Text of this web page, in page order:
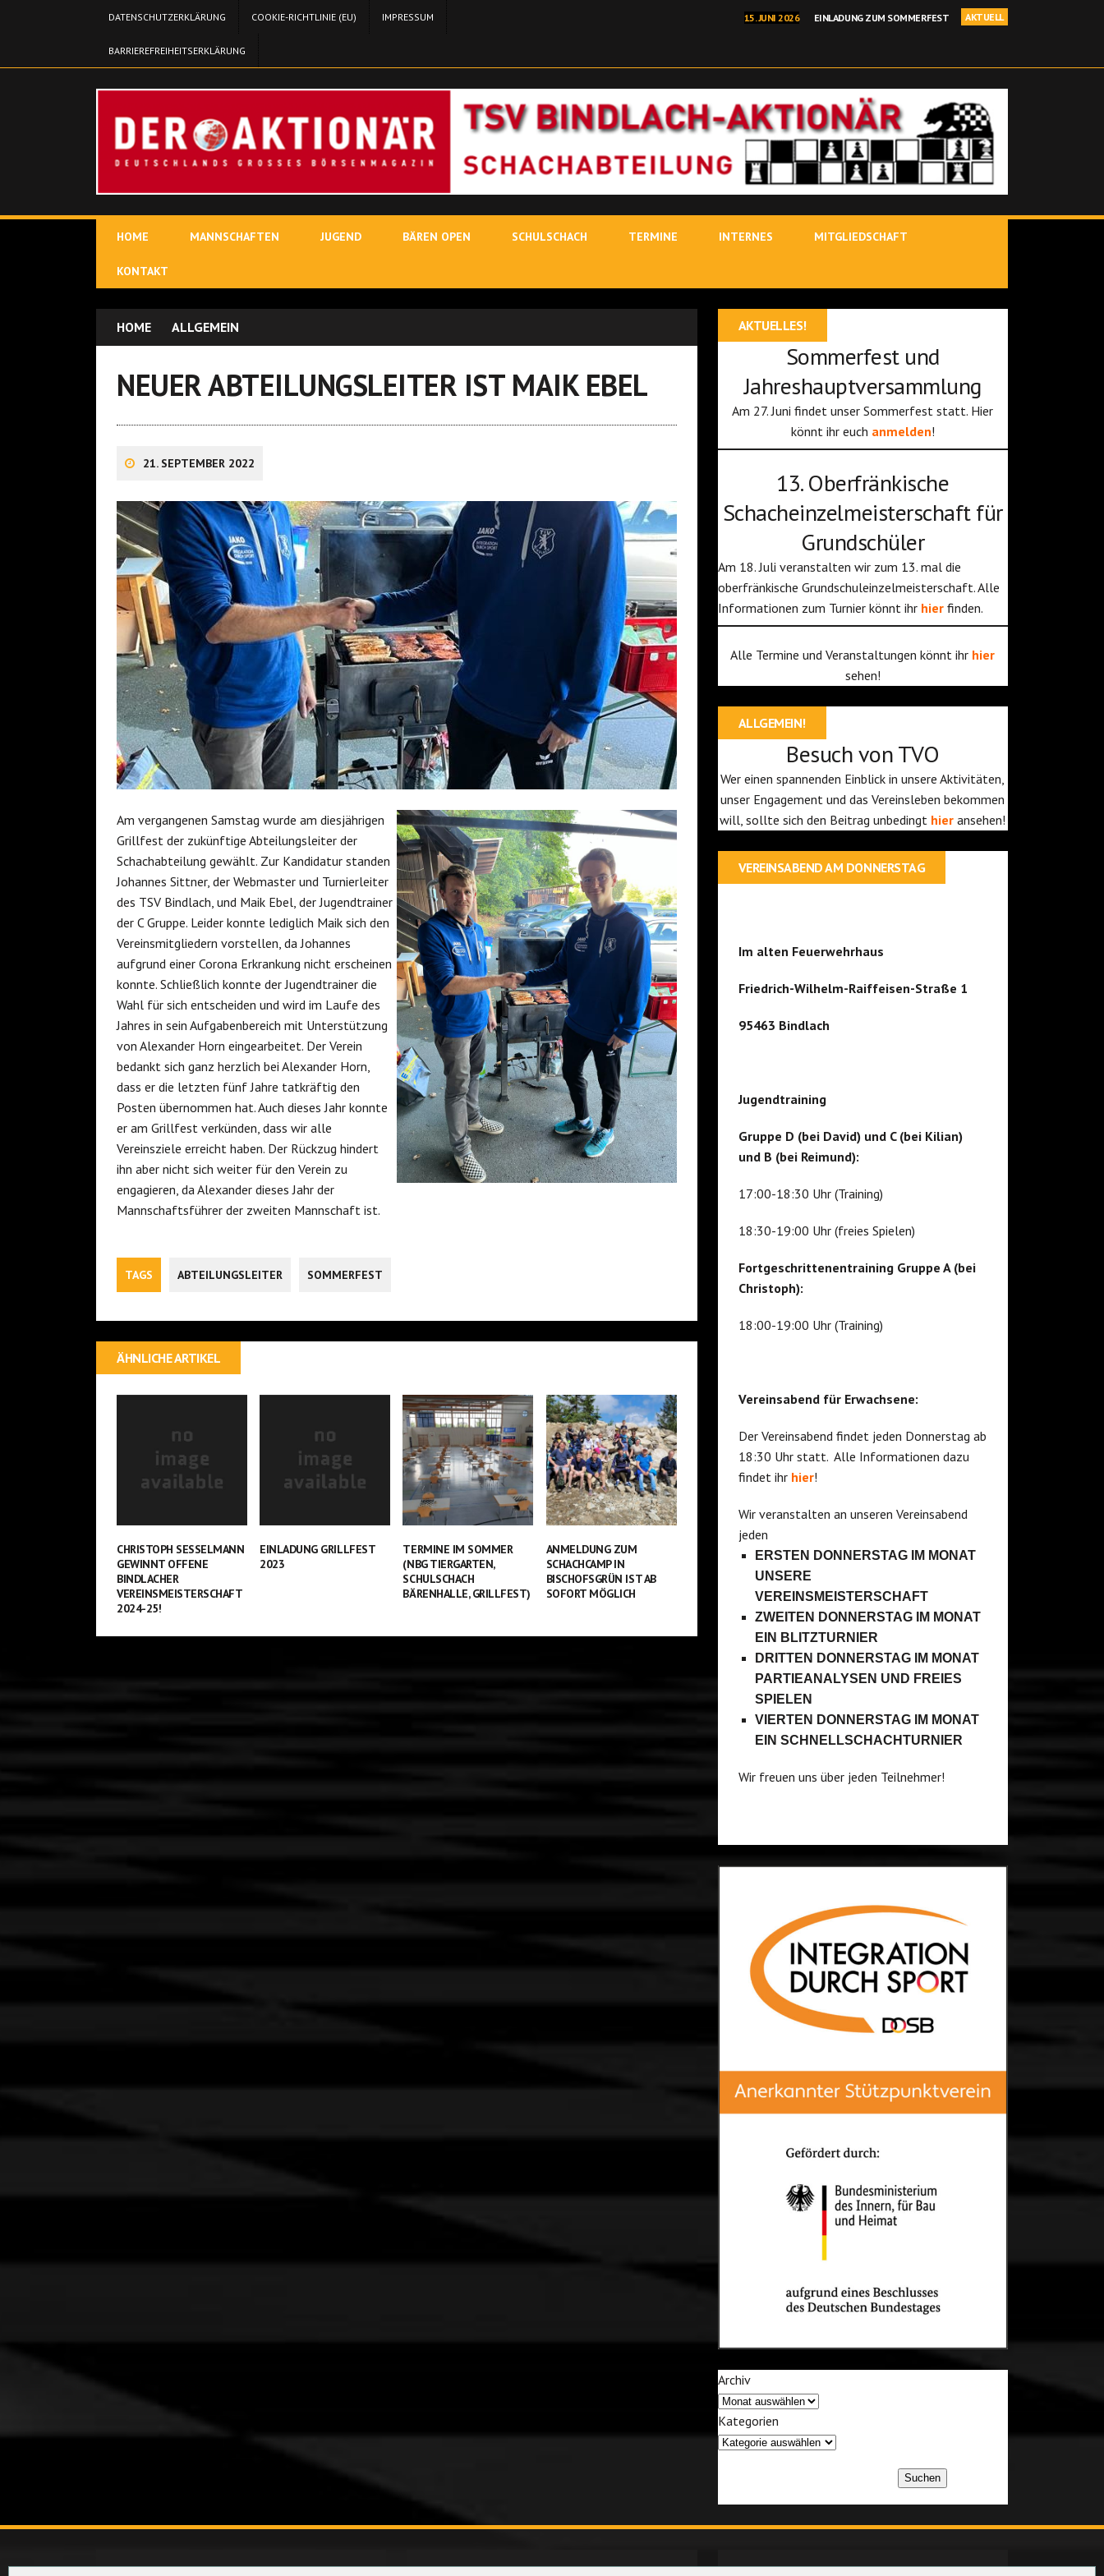
DATENSCHUTZERKLÄRUNG COOKIE-RICHTLINIE (EU) IMPRESSUM
BARRIEREFREIHEITSERKLÄRUNG
AKTUELL
15. JUNI 2026 EINLADUNG ZUM SOMMERFEST
11. MAI 2026 SCHNELLSCHACH KREISEINZELMEISTERSCHAFT IN KIRCHENLAMITZ
POSTBAUER-HENG – YOUTUBE-STARS IM ROTEN SALON
19. JUNI 2026 SCHACHLEHRER JÜRGEN DELITZSCH IST BINDLACHER VEREINSMEISTER 25/26!
HOME MANNSCHAFTEN JUGEND BÄREN OPEN SCHULSCHACH TERMINE INTERNES MITGLIEDSCHAFT
KONTAKT
HOME ALLGEMEIN
NEUER ABTEILUNGSLEITER IST MAIK EBEL
21. SEPTEMBER 2022
Am vergangenen Samstag wurde am diesjährigen
Grillfest der zukünftige Abteilungsleiter der
Schachabteilung gewählt. Zur Kandidatur standen
Johannes Sittner, der Webmaster und Turnierleiter
des TSV Bindlach, und Maik Ebel, der Jugendtrainer
der C Gruppe. Leider konnte lediglich Maik sich den
Vereinsmitgliedern vorstellen, da Johannes
aufgrund einer Corona Erkrankung nicht erscheinen
konnte. Schließlich konnte der Jugendtrainer die
Wahl für sich entscheiden und wird im Laufe des
Jahres in sein Aufgabenbereich mit Unterstützung
von Alexander Horn eingearbeitet. Der Verein
bedankt sich ganz herzlich bei Alexander Horn,
dass er die letzten fünf Jahre tatkräftig den
Posten übernommen hat. Auch dieses Jahr konnte
er am Grillfest verkünden, dass wir alle
Vereinsziele erreicht haben. Der Rückzug hindert
ihn aber nicht sich weiter für den Verein zu
engagieren, da Alexander dieses Jahr der
Mannschaftsführer der zweiten Mannschaft ist.
TAGS ABTEILUNGSLEITER SOMMERFEST
ÄHNLICHE ARTIKEL
CHRISTOPH SESSELMANN
GEWINNT OFFENE
BINDLACHER
VEREINSMEISTERSCHAFT
2024-25!
EINLADUNG GRILLFEST
2023
TERMINE IM SOMMER
(NBG TIERGARTEN,
SCHULSCHACH
BÄRENHALLE, GRILLFEST)
ANMELDUNG ZUM
SCHACHCAMP IN
BISCHOFSGRÜN IST AB
SOFORT MÖGLICH
AKTUELLES!
Sommerfest und
Jahreshauptversammlung
Am 27. Juni findet unser Sommerfest statt. Hier
könnt ihr euch anmelden!
13. Oberfränkische
Schacheinzelmeisterschaft für
Grundschüler
Am 18. Juli veranstalten wir zum 13. mal die
oberfränkische Grundschuleinzelmeisterschaft. Alle
Informationen zum Turnier könnt ihr hier finden.
Alle Termine und Veranstaltungen könnt ihr hier
sehen!
ALLGEMEIN!
Besuch von TVO
Wer einen spannenden Einblick in unsere Aktivitäten,
unser Engagement und das Vereinsleben bekommen
will, sollte sich den Beitrag unbedingt hier ansehen!
VEREINSABEND AM DONNERSTAG
Im alten Feuerwehrhaus
Friedrich-Wilhelm-Raiffeisen-Straße 1
95463 Bindlach
Jugendtraining
Gruppe D (bei David) und C (bei Kilian)
und B (bei Reimund):
17:00-18:30 Uhr (Training)
18:30-19:00 Uhr (freies Spielen)
Fortgeschrittenentraining Gruppe A (bei
Christoph):
18:00-19:00 Uhr (Training)
Vereinsabend für Erwachsene:
Der Vereinsabend findet jeden Donnerstag ab
18:30 Uhr statt. Alle Informationen dazu
findet ihr hier!
Wir veranstalten an unseren Vereinsabend
jeden
ERSTEN DONNERSTAG IM MONAT
UNSERE
VEREINSMEISTERSCHAFT
ZWEITEN DONNERSTAG IM MONAT
EIN BLITZTURNIER
DRITTEN DONNERSTAG IM MONAT
PARTIEANALYSEN UND FREIES
SPIELEN
VIERTEN DONNERSTAG IM MONAT
EIN SCHNELLSCHACHTURNIER
Wir freuen uns über jeden Teilnehmer!
Archiv
Kategorien
Suchen